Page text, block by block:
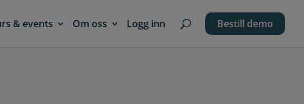
& events Om oss Logg inn Bestill demo